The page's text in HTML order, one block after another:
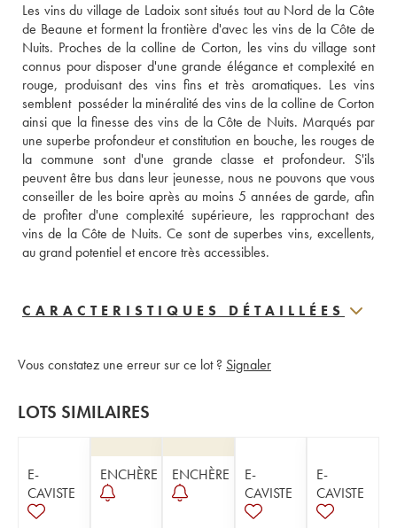
Les vins du village de Ladoix sont situés tout au Nord de la Côte
de Beaune et forment la frontière d'avec les vins de la Côte de
Nuits. Proches de la colline de Corton, les vins du village sont
connus pour disposer d'une grande élégance et complexité en
rouge, produisant des vins fins et très aromatiques. Les vins
semblent  posséder la minéralité des vins de la colline de Corton
ainsi que la finesse des vins de la Côte de Nuits. Marqués par
une superbe profondeur et constitution en bouche, les rouges de
la commune sont d'une grande classe et profondeur. S'ils
peuvent être bus dans leur jeunesse, nous ne pouvons que vous
conseiller de les boire après au moins 5 années de garde, afin
de profiter d'une complexité supérieure, les rapprochant des
vins de la Côte de Nuits. Ce sont de superbes vins, excellents,
au grand potentiel et encore très accessibles.
CARACTERISTIQUES DÉTAILLÉES
Vous constatez une erreur sur ce lot ? Signaler
LOTS SIMILAIRES
E-
CAVISTE
ENCHÈRE ENCHÈRE
E-
CAVISTE
E-
CAVISTE